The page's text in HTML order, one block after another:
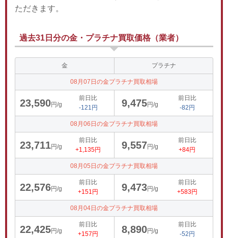
ただきます。
過去31日分の金・プラチナ買取価格（業者）
金 プラチナ
08月07日の金プラチナ買取相場
23,590円/g
前日比
-121円
9,475円/g
前日比
-82円
08月06日の金プラチナ買取相場
23,711円/g
前日比
+1,135円
9,557円/g
前日比
+84円
08月05日の金プラチナ買取相場
22,576円/g
前日比
+151円
9,473円/g
前日比
+583円
08月04日の金プラチナ買取相場
22,425円/g
前日比
+157円
8,890円/g
前日比
-52円